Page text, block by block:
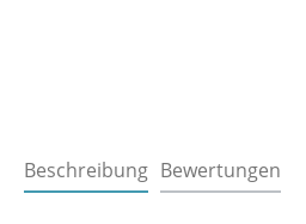
Beschreibung Bewertungen